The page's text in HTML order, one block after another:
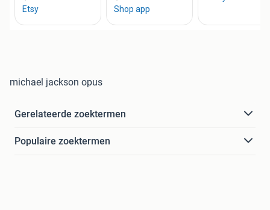
michael jackson opus
Gerelateerde zoektermen
Populaire zoektermen